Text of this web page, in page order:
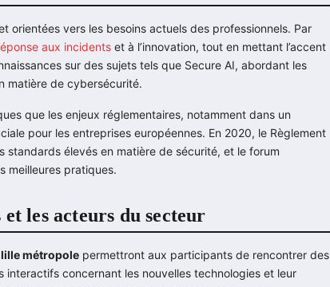
orientées vers les besoins actuels des professionnels. Par
aux incidents et à l’innovation, tout en mettant l’accent
sur des sujets tels que Secure AI, abordant les
matière de cybersécurité.
que les enjeux réglementaires, notamment dans un
pour les entreprises européennes. En 2020, le Règlement
standards élevés en matière de sécurité, et le forum
meilleures pratiques.
les acteurs du secteur
métropole permettront aux participants de rencontrer des
interactifs concernant les nouvelles technologies et leur